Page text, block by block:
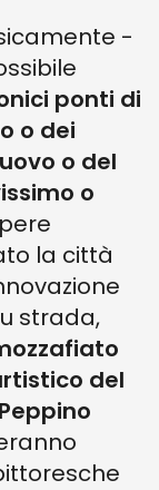
-
ponti di
o dei
o del
o
la città
strada,
del